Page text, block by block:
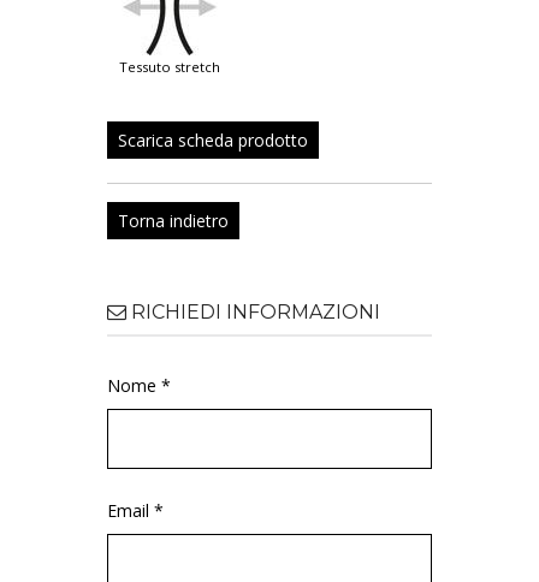
tessuto stretch
Scarica scheda prodotto
Torna indietro
RICHIEDI INFORMAZIONI
Nome *
Email *